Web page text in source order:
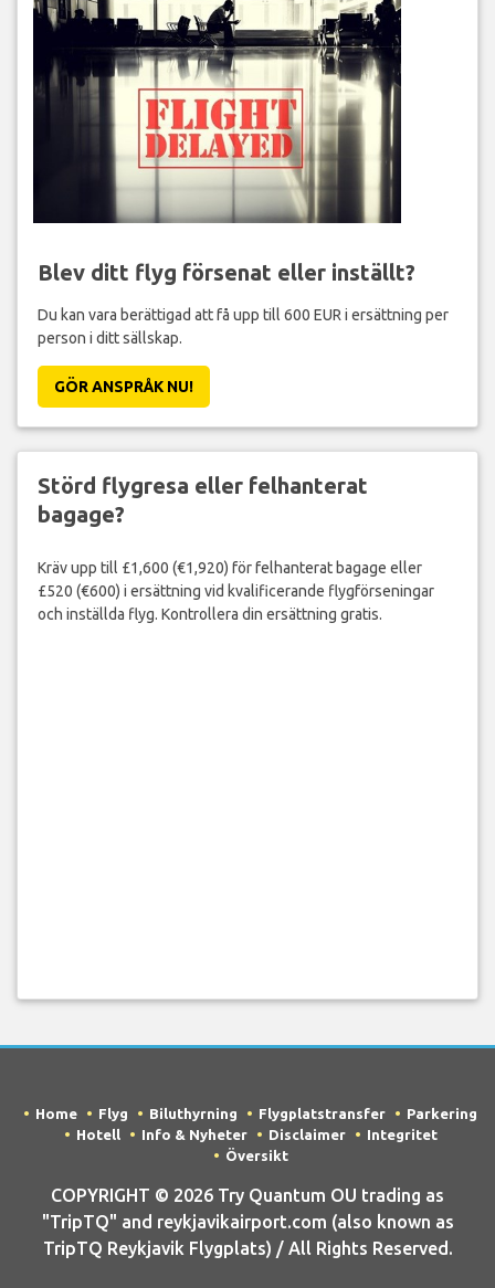
Blev ditt flyg försenat eller inställt?
Du kan vara berättigad att få upp till 600 EUR i ersättning per
person i ditt sällskap.
GÖR ANSPRÅK NU!
Störd flygresa eller felhanterat
bagage?
Kräv upp till £1,600 (€1,920) för felhanterat bagage eller
£520 (€600) i ersättning vid kvalificerande flygförseningar
och inställda flyg. Kontrollera din ersättning gratis.
Home Flyg Biluthyrning Flygplatstransfer
Parkering
Hotell
Info & Nyheter Disclaimer
Integritet
Översikt
COPYRIGHT © 2026 Try Quantum OU trading as
"TripTQ" and reykjavikairport.com (also known as
TripTQ Reykjavik Flygplats) / All Rights Reserved.